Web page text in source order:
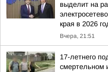
выделит на
края в 2026
Вчера, 21:51
17-летнего
смертельном